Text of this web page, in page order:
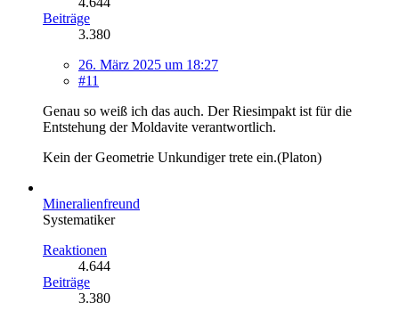
Beiträge
3.380
26. März 2025 um 18:27
#11
Genau so weiß ich das auch. Der Riesimpakt ist für die
Entstehung der Moldavite verantwortlich.
Kein der Geometrie Unkundiger trete ein.(Platon)
Mineralienfreund
Systematiker
Reaktionen
4.644
Beiträge
3.380